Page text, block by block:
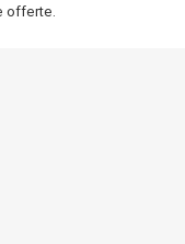
offerte.